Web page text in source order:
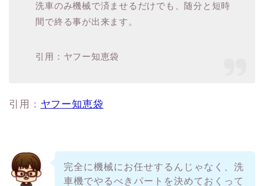
洗車のみ機械で済ませるだけでも、随分と短時
間で終る事が出来ます。
引用：ヤフー知恵袋
引用： ヤフー知恵袋
完全に機械にお任せするんじゃなく、洗
車機でやるべきパートを決めておくって